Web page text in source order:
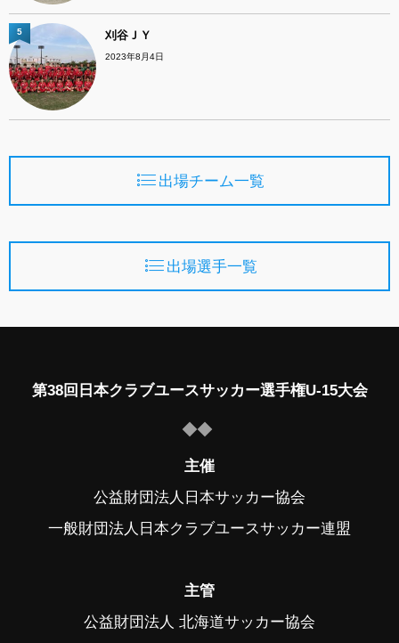
刈谷ＪＹ
2023年8月4日
5
出場チーム一覧
出場選手一覧
第38回日本クラブユースサッカー選手権U-15大会
主催
公益財団法人日本サッカー協会
一般財団法人日本クラブユースサッカー連盟
主管
公益財団法人 北海道サッカー協会